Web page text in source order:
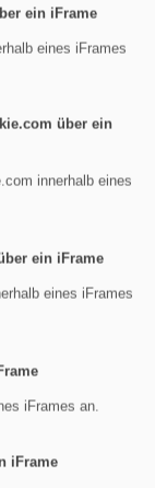
Projektchor
vor allem
im
Liste
ein iFrame
eines iFrames
über ein
innerhalb eines
ein iFrame
eines iFrames
iFrames an.
iFrame